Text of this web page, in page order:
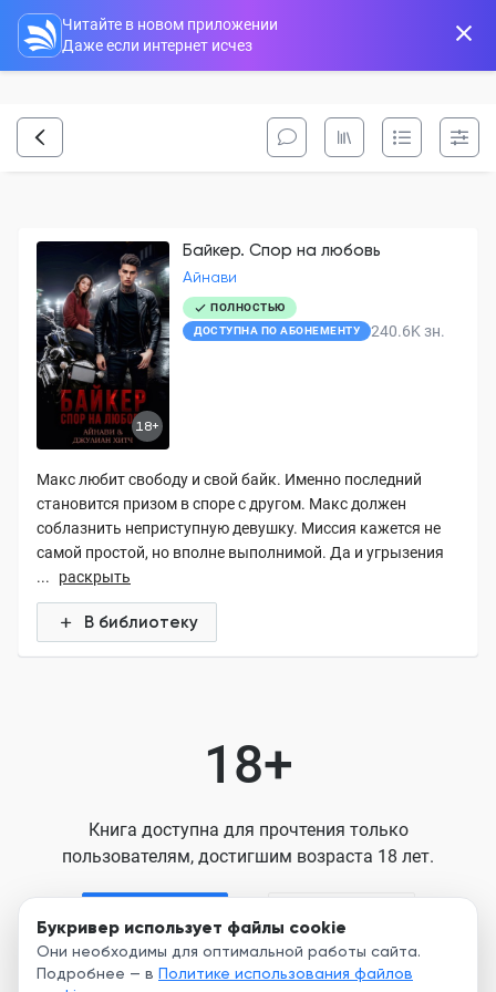
Букривер использует файлы cookie
Они необходимы для оптимальной работы сайта.
Подробнее — в Политике использования файлов
Читайте в новом приложении
Даже если интернет исчез
18+
Байкер. Спор на любовь
Айнави
ПОЛНОСТЬЮ
ДОСТУПНА ПО АБОНЕМЕНТУ
240.6K зн.
Макс любит свободу и свой байк. Именно последний
становится призом в споре с другом. Макс должен
соблазнить неприступную девушку. Миссия кажется не
самой простой, но вполне выполнимой. Да и угрызения
...
раскрыть
В библиотеку
18+
Книга доступна для прочтения только
пользователям, достигшим возраста 18 лет.
Нажимая кнопку, я принимаю условия